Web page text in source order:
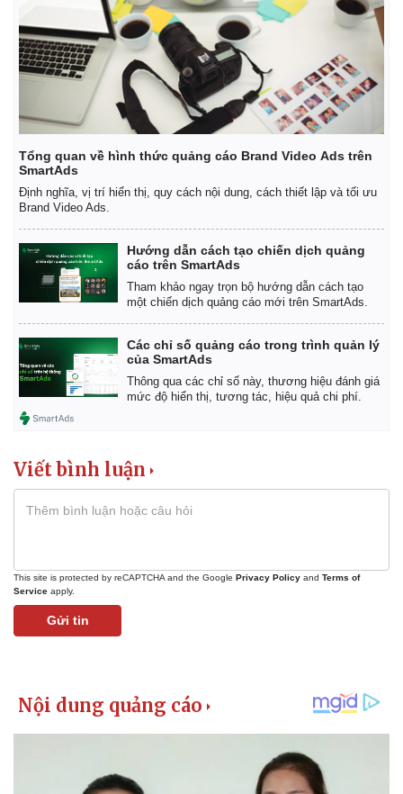
Tổng quan về hình thức quảng cáo Brand Video Ads trên
SmartAds
Định nghĩa, vị trí hiển thị, quy cách nội dung, cách thiết lập và tối ưu
Brand Video Ads.
Hướng dẫn cách tạo chiến dịch quảng
cáo trên SmartAds
Tham khảo ngay trọn bộ hướng dẫn cách tạo
một chiến dịch quảng cáo mới trên SmartAds.
Các chỉ số quảng cáo trong trình quản lý
của SmartAds
Thông qua các chỉ số này, thương hiệu đánh giá
mức độ hiển thị, tương tác, hiệu quả chi phí.
Viết bình luận
This site is protected by reCAPTCHA and the Google Privacy Policy and Terms of
Service apply.
Gửi tin